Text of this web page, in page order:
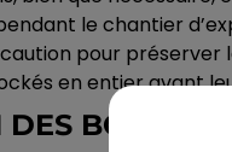
le chantier
pour préserver
en entier avant
BOIS